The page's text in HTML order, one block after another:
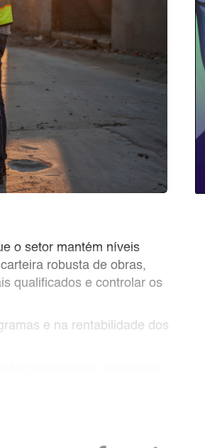
o setor mantém níveis
robusta de obras,
qualificados e controlar os
e na rentabilidade dos